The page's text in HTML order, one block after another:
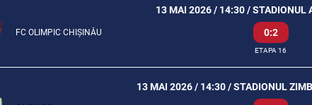
13 MAI 2026 / 14:30 / STADIONUL
FC OLIMPIC CHIȘINĂU 0:2
ETAPA 16
13 MAI 2026 / 14:30 / STADIONUL